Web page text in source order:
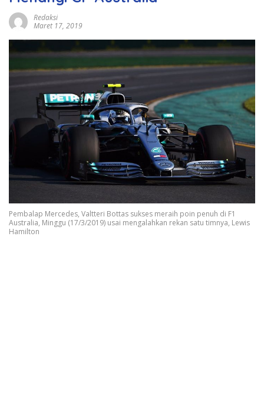
Redaksi
Maret 17, 2019
Pembalap Mercedes, Valtteri Bottas sukses meraih poin penuh di F1
Australia, Minggu (17/3/2019) usai mengalahkan rekan satu timnya, Lewis
Hamilton